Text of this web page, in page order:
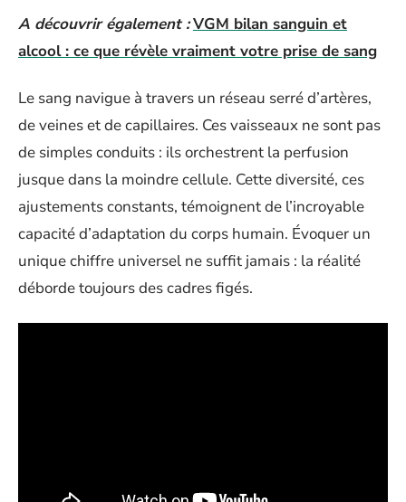
A découvrir également :VGM bilan sanguin et
alcool : ce que révèle vraiment votre prise de sang
Le sang navigue à travers un réseau serré d’artères,
de veines et de capillaires. Ces vaisseaux ne sont pas
de simples conduits : ils orchestrent la perfusion
jusque dans la moindre cellule. Cette diversité, ces
ajustements constants, témoignent de l’incroyable
capacité d’adaptation du corps humain. Évoquer un
unique chiffre universel ne suffit jamais : la réalité
déborde toujours des cadres figés.